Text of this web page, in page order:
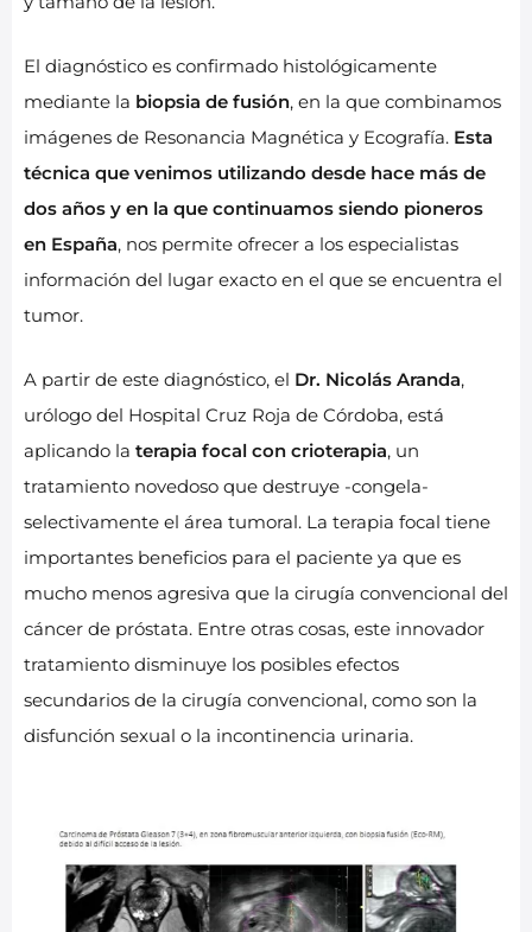
El diagnóstico es confirmado histológicamente
mediante la biopsia de fusión, en la que combinamos
imágenes de Resonancia Magnética y Ecografía. Esta
técnica que venimos utilizando desde hace más de
dos años y en la que continuamos siendo pioneros
en España, nos permite ofrecer a los especialistas
información del lugar exacto en el que se encuentra el
tumor.
A partir de este diagnóstico, el Dr. Nicolás Aranda,
urólogo del Hospital Cruz Roja de Córdoba, está
aplicando la terapia focal con crioterapia, un
tratamiento novedoso que destruye -congela-
selectivamente el área tumoral. La terapia focal tiene
importantes beneficios para el paciente ya que es
mucho menos agresiva que la cirugía convencional del
cáncer de próstata. Entre otras cosas, este innovador
tratamiento disminuye los posibles efectos
secundarios de la cirugía convencional, como son la
disfunción sexual o la incontinencia urinaria.